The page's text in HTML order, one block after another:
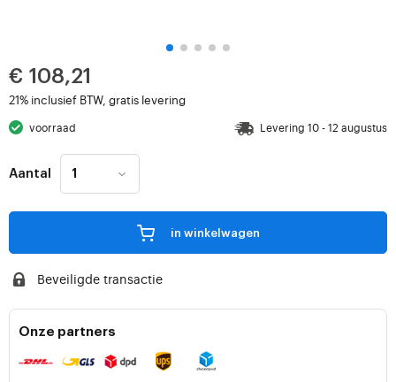
€ 108,21
21% inclusief BTW, gratis levering
voorraad Levering 10 - 12 augustus
Aantal
in winkelwagen
Beveiligde transactie
Onze partners